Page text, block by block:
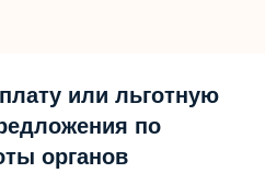
или льготную
по
органов